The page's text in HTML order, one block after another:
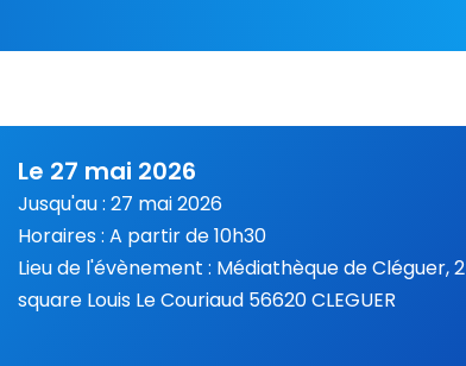
Le 27 mai 2026
Jusqu'au : 27 mai 2026
Horaires : A partir de 10h30
Lieu de l'évènement : Médiathèque de Cléguer, 2
square Louis Le Couriaud 56620 CLEGUER